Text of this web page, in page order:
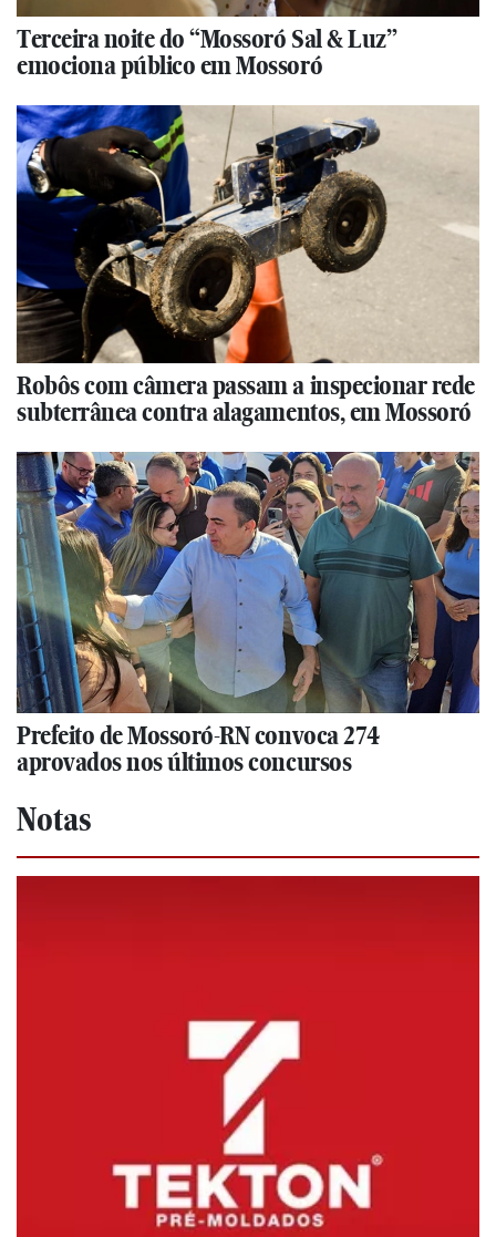
Terceira noite do “Mossoró Sal & Luz”
emociona público em Mossoró
Robôs com câmera passam a inspecionar rede
subterrânea contra alagamentos, em Mossoró
Prefeito de Mossoró-RN convoca 274
aprovados nos últimos concursos
Notas